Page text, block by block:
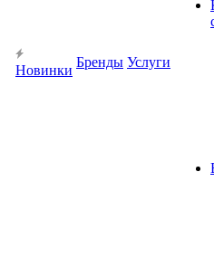
Новинки
Бренды Услуги